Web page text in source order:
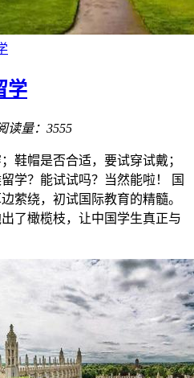
学
读量：3555
鞋帽是否合适，要试穿试戴；
学？能试试吗？当然能啦！ 国
萦绕，初试国际教育的精髓。
了橄榄枝，让中国学生真正与